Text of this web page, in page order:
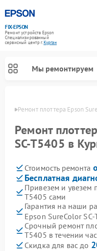
FIX-EPSON
Ремонт устройств Epson
Специализированный
cервисный центр г.Курган
Мы ремонтируем
Ремонт плоттера Epson
Ремонт
SC-T5405 в
Стоимость ремонта
Бесплатная
Привезем и увезем
T5405 сами
Гарантия на наши
Epson SureColor
Срочный ремонт
T5405 в течении
Скидка для вас до